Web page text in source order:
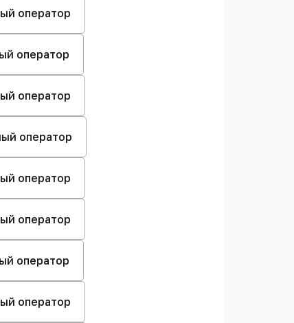
оператор
оператор
оператор
оператор
оператор
оператор
оператор
оператор